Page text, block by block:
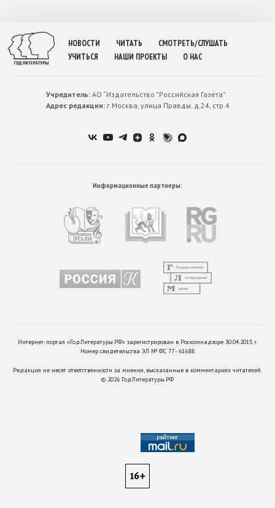
НОВОСТИ ЧИТАТЬ
СМОТРЕТЬ/СЛУШАТЬ
УЧИТЬСЯ
НАШИ ПРОЕКТЫ О НАС
Учредитель:АО “Издательство ”Российская Газета”
Адрес редакции:г.Москва, улица Правды. д.24, стр.4
Информационные партнеры:
Интернет-портал «ГодЛитературы.РФ» зарегистрирован в Роскомнадзоре 30.04.2015 г.
Номер свидетельства ЭЛ № ФС 77 - 61688.
Редакция не несет ответственности за мнения, высказанные в комментариях читателей.
© 2026 ГодЛитературы.РФ
16+